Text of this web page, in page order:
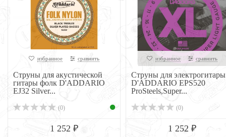
избранное сравнить
Струны для акустической
гитары фолк D'ADDARIO
EJ32 Silver...
(0)
1 252 ₽
избранное сравнить
Струны для электрогитары
D'ADDARIO EPS520
ProSteels,Super...
(0)
1 252 ₽